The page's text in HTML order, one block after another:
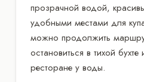
прозрачной водой,
удобными местами для
можно продолжить
остановиться в тихой
ресторане у воды.